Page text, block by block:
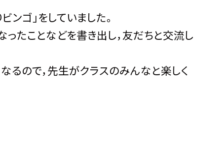
ンゴ」をしていました。
ったことなどを書き出し，友だちと交流し
るので，先生がクラスのみんなと楽しく